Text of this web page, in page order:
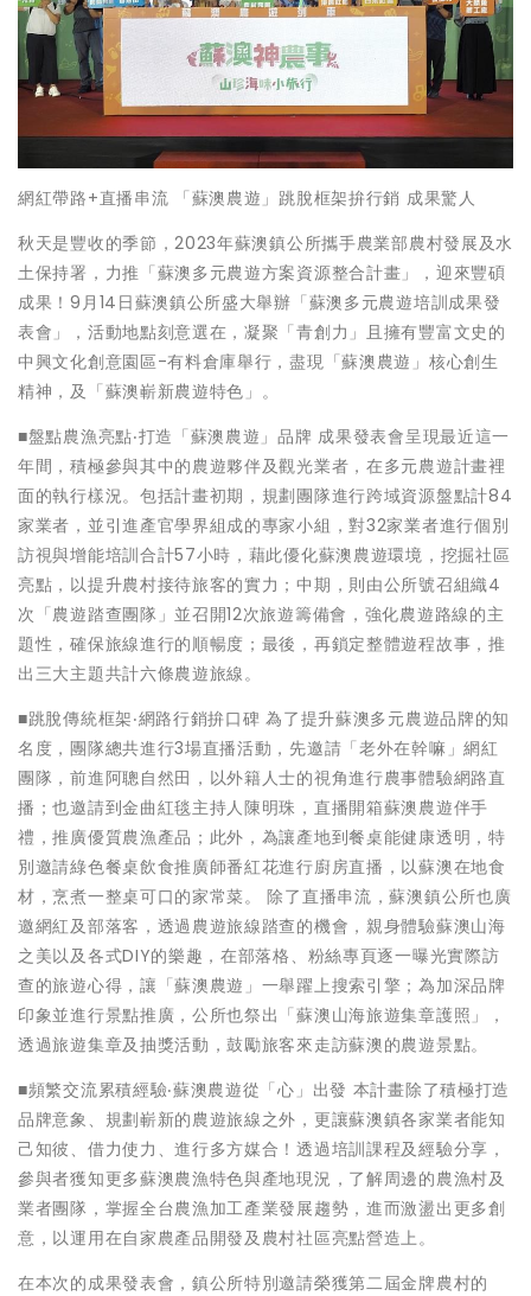
網紅帶路+直播串流 「蘇澳農遊」跳脫框架拚行銷 成果驚人
秋天是豐收的季節，2023年蘇澳鎮公所攜手農業部農村發展及水
土保持署，力推「蘇澳多元農遊方案資源整合計畫」，迎來豐碩
成果！9月14日蘇澳鎮公所盛大舉辦「蘇澳多元農遊培訓成果發
表會」，活動地點刻意選在，凝聚「青創力」且擁有豐富文史的
中興文化創意園區-有料倉庫舉行，盡現「蘇澳農遊」核心創生
精神，及「蘇澳嶄新農遊特色」。
■盤點農漁亮點‧打造「蘇澳農遊」品牌 成果發表會呈現最近這一
年間，積極參與其中的農遊夥伴及觀光業者，在多元農遊計畫裡
面的執行樣況。包括計畫初期，規劃團隊進行跨域資源盤點計84
家業者，並引進產官學界組成的專家小組，對32家業者進行個別
訪視與增能培訓合計57小時，藉此優化蘇澳農遊環境，挖掘社區
亮點，以提升農村接待旅客的實力；中期，則由公所號召組織4
次「農遊踏查團隊」並召開12次旅遊籌備會，強化農遊路線的主
題性，確保旅線進行的順暢度；最後，再鎖定整體遊程故事，推
出三大主題共計六條農遊旅線。
■跳脫傳統框架‧網路行銷拚口碑 為了提升蘇澳多元農遊品牌的知
名度，團隊總共進行3場直播活動，先邀請「老外在幹嘛」網紅
團隊，前進阿聰自然田，以外籍人士的視角進行農事體驗網路直
播；也邀請到金曲紅毯主持人陳明珠，直播開箱蘇澳農遊伴手
禮，推廣優質農漁產品；此外，為讓產地到餐桌能健康透明，特
別邀請綠色餐桌飲食推廣師番紅花進行廚房直播，以蘇澳在地食
材，烹煮一整桌可口的家常菜。 除了直播串流，蘇澳鎮公所也廣
邀網紅及部落客，透過農遊旅線踏查的機會，親身體驗蘇澳山海
之美以及各式DIY的樂趣，在部落格、粉絲專頁逐一曝光實際訪
查的旅遊心得，讓「蘇澳農遊」一舉躍上搜索引擎；為加深品牌
印象並進行景點推廣，公所也祭出「蘇澳山海旅遊集章護照」，
透過旅遊集章及抽獎活動，鼓勵旅客來走訪蘇澳的農遊景點。
■頻繁交流累積經驗‧蘇澳農遊從「心」出發 本計畫除了積極打造
品牌意象、規劃嶄新的農遊旅線之外，更讓蘇澳鎮各家業者能知
己知彼、借力使力、進行多方媒合！透過培訓課程及經驗分享，
參與者獲知更多蘇澳農漁特色與產地現況，了解周邊的農漁村及
業者團隊，掌握全台農漁加工產業發展趨勢，進而激盪出更多創
意，以運用在自家農產品開發及農村社區亮點營造上。
在本次的成果發表會，鎮公所特別邀請榮獲第二屆金牌農村的